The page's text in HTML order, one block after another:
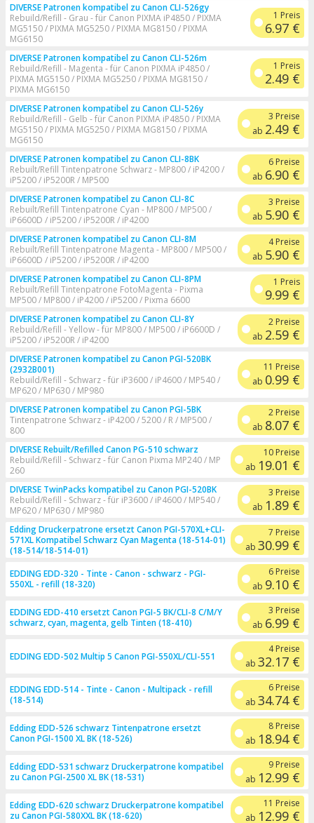
DIVERSE Patronen kompatibel zu Canon CLI-526gy
Rebuild/Refill - Grau - für Canon PIXMA iP4850 / PIXMA
MG5150 / PIXMA MG5250 / PIXMA MG8150 / PIXMA
MG6150
1 Preis
6.97 €
DIVERSE Patronen kompatibel zu Canon CLI-526m
Rebuild/Refill - Magenta - für Canon PIXMA iP4850 /
PIXMA MG5150 / PIXMA MG5250 / PIXMA MG8150 /
PIXMA MG6150
1 Preis
2.49 €
DIVERSE Patronen kompatibel zu Canon CLI-526y
Rebuild/Refill - Gelb - für Canon PIXMA iP4850 / PIXMA
MG5150 / PIXMA MG5250 / PIXMA MG8150 / PIXMA
MG6150
3 Preise
ab 2.49 €
DIVERSE Patronen kompatibel zu Canon CLI-8BK
Rebuilt/Refill Tintenpatrone Schwarz - MP800 / iP4200 /
iP5200 / iP5200R / MP500
6 Preise
ab 6.90 €
DIVERSE Patronen kompatibel zu Canon CLI-8C
Rebuilt/Refill Tintenpatrone Cyan - MP800 / MP500 /
iP6600D / iP5200 / iP5200R / iP4200
3 Preise
ab 5.90 €
DIVERSE Patronen kompatibel zu Canon CLI-8M
Rebuilt/Refill Tintenpatrone Magenta - MP800 / MP500 /
iP6600D / iP5200 / iP5200R / iP4200
4 Preise
ab 5.90 €
DIVERSE Patronen kompatibel zu Canon CLI-8PM
Rebuilt/Refill Tintenpatrone FotoMagenta - Pixma
MP500 / MP800 / iP4200 / iP5200 / Pixma 6600
1 Preis
9.99 €
DIVERSE Patronen kompatibel zu Canon CLI-8Y
Rebuild/Refill - Yellow - für MP800 / MP500 / iP6600D /
iP5200 / iP5200R / iP4200
2 Preise
ab 2.59 €
DIVERSE Patronen kompatibel zu Canon PGI-520BK
(2932B001)
Rebuild/Refill - Schwarz - für iP3600 / iP4600 / MP540 /
MP620 / MP630 / MP980
11 Preise
ab 0.99 €
DIVERSE Patronen kompatibel zu Canon PGI-5BK
Tintenpatrone Schwarz - iP4200 / 5200 / R / MP500 /
800
2 Preise
ab 8.07 €
DIVERSE Rebuilt/Refilled Canon PG-510 schwarz
Rebuild/Refill - Schwarz - für Canon Pixma MP240 / MP
260
10 Preise
ab 19.01 €
DIVERSE TwinPacks kompatibel zu Canon PGI-520BK
Rebuild/Refill - Schwarz - für iP3600 / iP4600 / MP540 /
MP620 / MP630 / MP980
3 Preise
ab 1.89 €
Edding Druckerpatrone ersetzt Canon PGI-570XL+CLI-
571XL Kompatibel Schwarz Cyan Magenta (18-514-01)
(18-514/18-514-01)
7 Preise
ab 30.99 €
EDDING EDD-320 - Tinte - Canon - schwarz - PGI-
550XL - refill (18-320)
6 Preise
ab 9.10 €
EDDING EDD-410 ersetzt Canon PGI-5 BK/CLI-8 C/M/Y
schwarz, cyan, magenta, gelb Tinten (18-410)
3 Preise
ab 6.99 €
EDDING EDD-502 Multip 5 Canon PGI-550XL/CLI-551
4 Preise
ab 32.17 €
EDDING EDD-514 - Tinte - Canon - Multipack - refill
(18-514)
6 Preise
ab 34.74 €
Edding EDD-526 schwarz Tintenpatrone ersetzt
Canon PGI-1500 XL BK (18-526)
8 Preise
ab 18.94 €
Edding EDD-531 schwarz Druckerpatrone kompatibel
zu Canon PGI-2500 XL BK (18-531)
9 Preise
ab 12.99 €
Edding EDD-620 schwarz Druckerpatrone kompatibel
zu Canon PGI-580XXL BK (18-620)
11 Preise
ab 12.99 €